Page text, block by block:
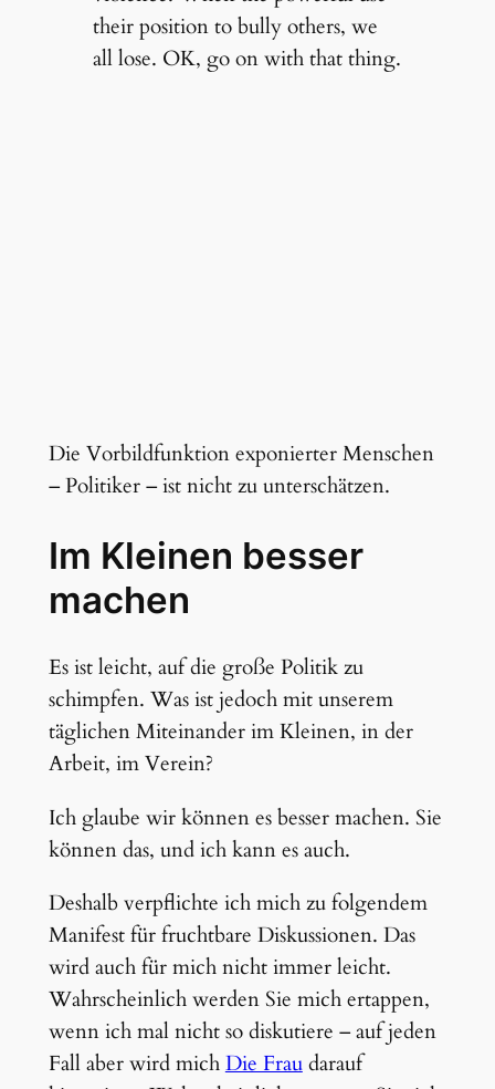
their position to bully others, we
all lose. OK, go on with that thing.
Die Vorbildfunktion exponierter Menschen
– Politiker – ist nicht zu unterschätzen.
Im Kleinen besser
machen
Es ist leicht, auf die große Politik zu
schimpfen. Was ist jedoch mit unserem
täglichen Miteinander im Kleinen, in der
Arbeit, im Verein?
Ich glaube wir können es besser machen. Sie
können das, und ich kann es auch.
Deshalb verpflichte ich mich zu folgendem
Manifest für fruchtbare Diskussionen. Das
wird auch für mich nicht immer leicht.
Wahrscheinlich werden Sie mich ertappen,
wenn ich mal nicht so diskutiere – auf jeden
Fall aber wird michDie Fraudarauf